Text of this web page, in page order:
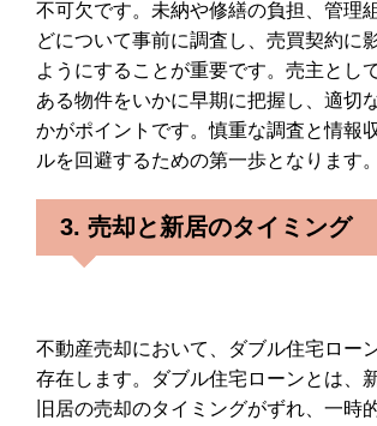
不可欠です。未納や修繕の負担、管理
どについて事前に調査し、売買契約に
ようにすることが重要です。売主とし
ある物件をいかに早期に把握し、適切
かがポイントです。慎重な調査と情報
ルを回避するための第一歩となります。
3. 売却と新居のタイミング
不動産売却において、ダブル住宅ロー
存在します。ダブル住宅ローンとは、
旧居の売却のタイミングがずれ、一時